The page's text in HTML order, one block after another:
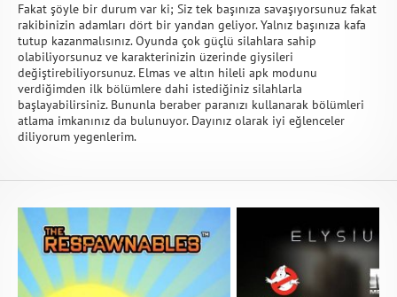
Fakat şöyle bir durum var ki; Siz tek başınıza savaşıyorsunuz fakat
rakibinizin adamları dört bir yandan geliyor. Yalnız başınıza kafa
tutup kazanmalısınız. Oyunda çok güçlü silahlara sahip
olabiliyorsunuz ve karakterinizin üzerinde giysileri
değiştirebiliyorsunuz. Elmas ve altın hileli apk modunu
verdiğimden ilk bölümlere dahi istediğiniz silahlarla
başlayabilirsiniz. Bununla beraber paranızı kullanarak bölümleri
atlama imkanınız da bulunuyor. Dayınız olarak iyi eğlenceler
diliyorum yegenlerim.